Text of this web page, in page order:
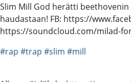
Slim Mill God herätti
haudastaan! FB: https://
https://soundcloud.com/milad-
#rap #trap #slim #mill